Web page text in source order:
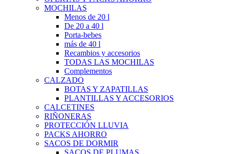
MOCHILAS
Menos de 20 l
De 20 a 40 l
Porta-bebes
más de 40 l
Recambios y accesorios
TODAS LAS MOCHILAS
Complementos
CALZADO
BOTAS Y ZAPATILLAS
PLANTILLAS Y ACCESORIOS
CALCETINES
RIÑONERAS
PROTECCIÓN LLUVIA
PACKS AHORRO
SACOS DE DORMIR
SACOS DE PLUMAS